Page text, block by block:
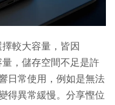
較大容量，皆因
，儲存空間不足是許
日常使用，例如是無法
得異常緩慢。分享慳位